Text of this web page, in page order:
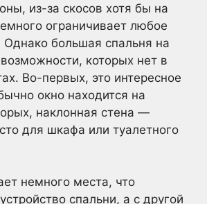
из-за скосов хотя бы на
ограничивает любое
Однако большая спальня на
которых нет в
Во-первых, это интересное
окно находится на
наклонная стена —
для шкафа или туалетного
немного места, что
спальни, а с другой